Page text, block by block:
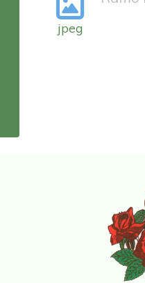
jpeg